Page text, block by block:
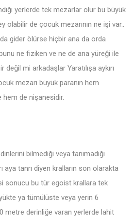
yerlerde tek mezarlar olur bu büyük
olabilir de çocuk mezarının ne işi var..
gider ölürse hiçbir ana da orda
ne fiziken ve ne de ana yüreği ile
mi arkadaşlar Yaratılışa aykırı
mezarı büyük paranın hem
hem de nişanesidir.
bilmediği veya tanımadığı
aya tanrı diyen kralların son olarakta
sonucu bu tür egoist krallara tek
ya tümülüste veya yerin 6
metre derinliğe varan yerlerde lahit